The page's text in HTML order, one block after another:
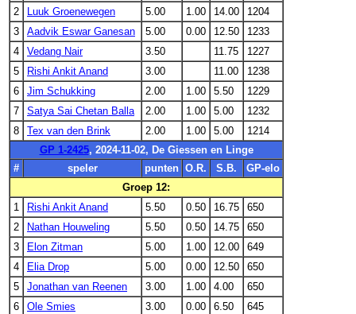
2
Luuk Groenewegen 5.00 1.00 14.00
1204
3
Aadvik Eswar Ganesan 5.00 0.00 12.50
1233
4
Vedang Nair 3.50 11.75
1227
5
Rishi Ankit Anand 3.00 11.00
1238
6
Jim Schukking 2.00 1.00 5.50
1229
7
Satya Sai Chetan Balla 2.00 1.00 5.00
1232
8
Tex van den Brink 2.00 1.00 5.00
1214
GP 1-2425, 2024-11-02, De Giessen en Linge
#
speler punten O.R. S.B.
GP-elo
Groep 12:
1
Rishi Ankit Anand 5.50 0.50 16.75
650
2
Nathan Houweling 5.50 0.50 14.75
650
3
Elon Zitman 5.00 1.00 12.00
649
4
Elia Drop 5.00 0.00 12.50
650
5
Jonathan van Reenen 3.00 1.00 4.00
650
6
Ole Smies 3.00 0.00 6.50
645